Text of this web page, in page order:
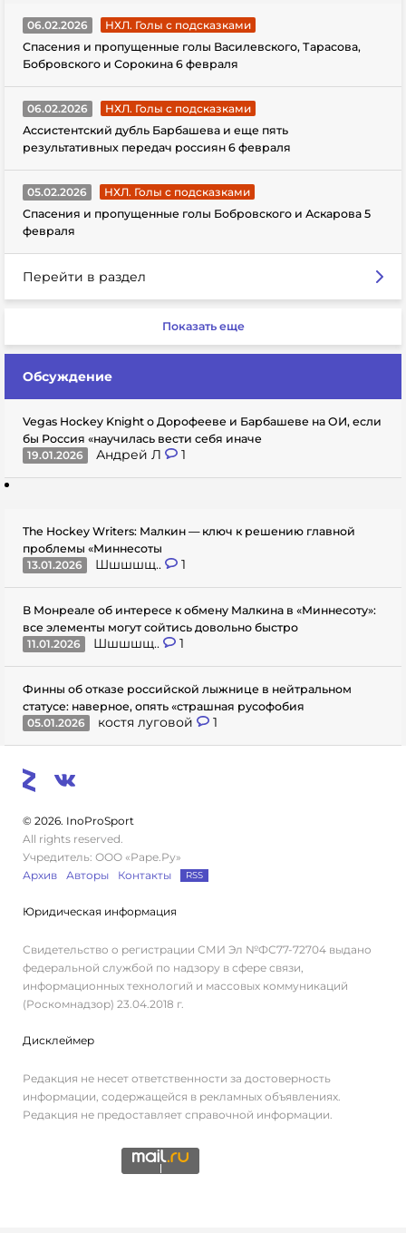
06.02.2026
НХЛ. Голы с подсказками
Спасения и пропущенные голы Василевского, Тарасова,
Бобровского и Сорокина 6 февраля
06.02.2026
НХЛ. Голы с подсказками
Ассистентский дубль Барбашева и еще пять
результативных передач россиян 6 февраля
05.02.2026
НХЛ. Голы с подсказками
Спасения и пропущенные голы Бобровского и Аскарова 5
февраля
Перейти в раздел
Показать еще
Обсуждение
Vegas Hockey Knight о Дорофееве и Барбашеве на ОИ, если
бы Россия «научилась вести себя иначе
19.01.2026
Андрей Л 1
The Hockey Writers: Малкин — ключ к решению главной
проблемы «Миннесоты
13.01.2026
Шшшшщ.. 1
В Монреале об интересе к обмену Малкина в «Миннесоту»:
все элементы могут сойтись довольно быстро
11.01.2026
Шшшшщ.. 1
Финны об отказе российской лыжнице в нейтральном
статусе: наверное, опять «страшная русофобия
05.01.2026
костя луговой 1
© 2026. InoProSport
All rights reserved.
Учредитель: ООО «Раре.Ру»
Архив
Авторы Контакты RSS
Юридическая информация
Свидетельство о регистрации СМИ Эл №ФС77-72704 выдано
федеральной службой по надзору в сфере связи,
информационных технологий и массовых коммуникаций
(Роскомнадзор) 23.04.2018 г.
Дисклеймер
Редакция не несет ответственности за достоверность
информации, содержащейся в рекламных объявлениях.
Редакция не предоставляет справочной информации.